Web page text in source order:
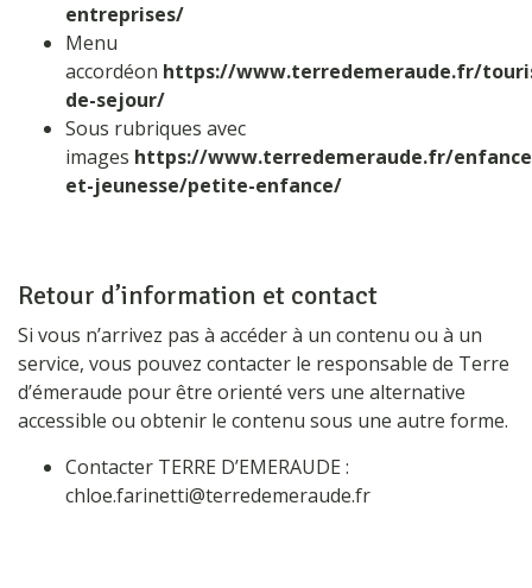
entreprises/
Menu
accordéon https://www.terredemeraude.fr/
de-sejour/
Sous rubriques avec
images https://www.terredemeraude.fr/
et-jeunesse/petite-enfance/
Retour d’information et contact
Si vous n’arrivez pas à accéder à un contenu ou à un
service, vous pouvez contacter le responsable de Terre
d’émeraude pour être orienté vers une alternative
accessible ou obtenir le contenu sous une autre forme.
Contacter TERRE D’EMERAUDE :
chloe.farinetti@terredemeraude.fr